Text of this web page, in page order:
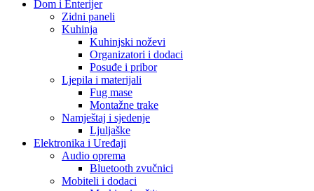
Dom i Enterijer
Zidni paneli
Kuhinja
Kuhinjski noževi
Organizatori i dodaci
Posuđe i pribor
Ljepila i materijali
Fug mase
Montažne trake
Namještaj i sjedenje
Ljuljaške
Elektronika i Uređaji
Audio oprema
Bluetooth zvučnici
Mobiteli i dodaci